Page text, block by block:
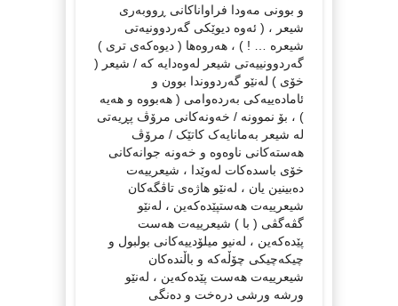
و بوونی مەودا فراواناکانی ڕووبەری
شیعر ، ( ئەوە دیوێکی گەردوونیەتی
شیعرە … ! ) ، هەروەها ( دیوەکەی تری )
گەردوونییەتی شیعر لەوەدایە کە / شیعر (
خۆی ) لەنێو گەردووندا بوون و
ئامادەییەکی بەردەوامی ( هەبووە و هەیە
) ، بۆ نموونە / خەونەکانی مرۆڤ پڕیەتی
لە شیعر بەمانایەک کاتێک / مرۆڤ
هەستەکانی ناوەوە و خەونە جوانەکانی
خۆی باسدەکات لەوێدا ، شیعرییەت
دەبینین یان ، لەنێو هاژەی تاڤگەکان
شیعرییەت هەستپێدەکەین ، لەنێو
گڤەگڤی ( با ) شیعرییەت هەست
پێدەکەین ، لەنیو میلۆدییەکانی بولبول و
چیکەچیکی چۆڵەکە و باڵندەکان
شیعرییەت هەست پێدەکەین ، لەنێو
ورشە ورشی درەخت و دەنگی